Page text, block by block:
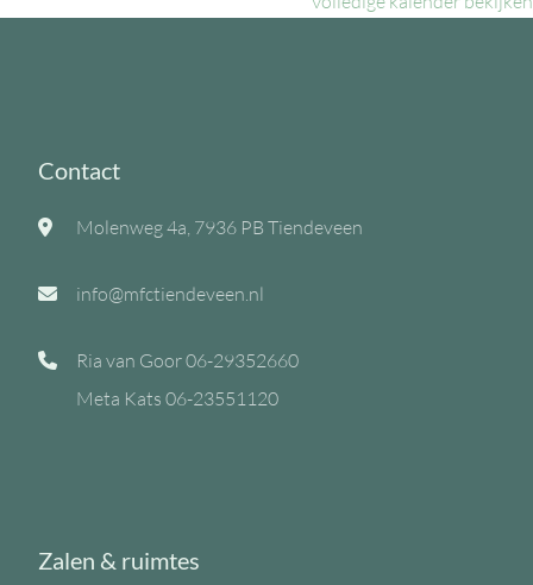
Contact
Molenweg 4a, 7936 PB Tiendeveen
info@mfctiendeveen.nl
Ria van Goor06-29352660
Meta Kats 06-23551120
Zalen & ruimtes